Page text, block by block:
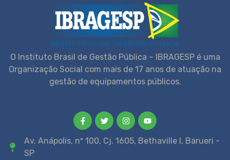
O Instituto Brasil de Gestão Pública – IBRAGESP é uma
Organização Social com mais de 17 anos de atuação na
gestão de equipamentos públicos.
Av. Anápolis, nº 100, Cj. 1605, Bethaville I, Barueri -
SP